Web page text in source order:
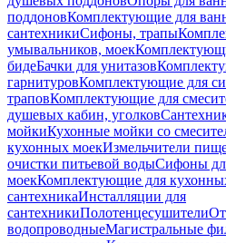
поддоновКомплектующие для
сантехникиСифоны, трапы
умывальников, моек
бидеБачки для унитазов
гарнитуровКомплектующие для
траповКомплектующие для
душевых кабин, уголков
мойкиКухонные мойки со
кухонных моекИзмельчители
очистки питьевой водыСифоны
моекКомплектующие для
сантехникаИнсталляции для
сантехникиПолотенцесушители
водопроводныеМагистральные